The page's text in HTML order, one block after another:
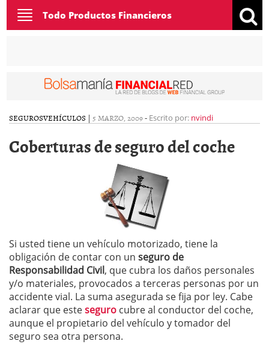
Toggle
navigation
Todo Productos Financieros
SEGUROSVEHÍCULOS | 5 MARZO, 2009- Escrito por: nvindi
Coberturas de seguro del coche
Si usted tiene un vehículo motorizado, tiene la
obligación de contar con un seguro de
Responsabilidad Civil, que cubra los daños personales
y/o materiales, provocados a terceras personas por un
accidente vial. La suma asegurada se fija por ley. Cabe
aclarar que esteseguro cubre al conductor del coche,
aunque el propietario del vehículo y tomador del
seguro sea otra persona.